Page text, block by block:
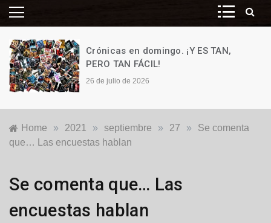
Crónicas en domingo. ¡Y ES TAN,
PERO TAN FÁCIL!
26 de julio de 2026
Home » 2021 » septiembre » 27 »
Se comenta
que… Las encuestas hablan
Destacadas
Generales ,
Se
Se comenta que… Las
encuestas hablan